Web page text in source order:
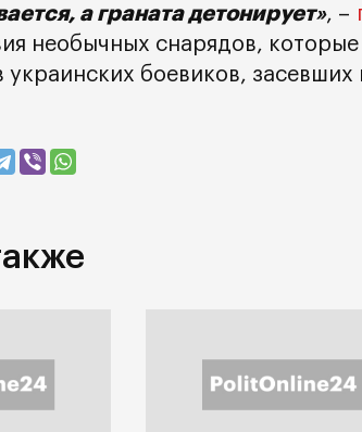
а граната детонирует», –
необычных снарядов,
украинских боевиков, засевших